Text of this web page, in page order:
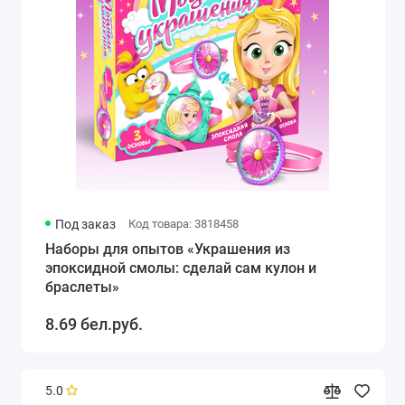
Под заказ Код товара: 3818458
Наборы для опытов «Украшения из
эпоксидной смолы: сделай сам кулон и
браслеты»
8.69 бел.руб.
5.0